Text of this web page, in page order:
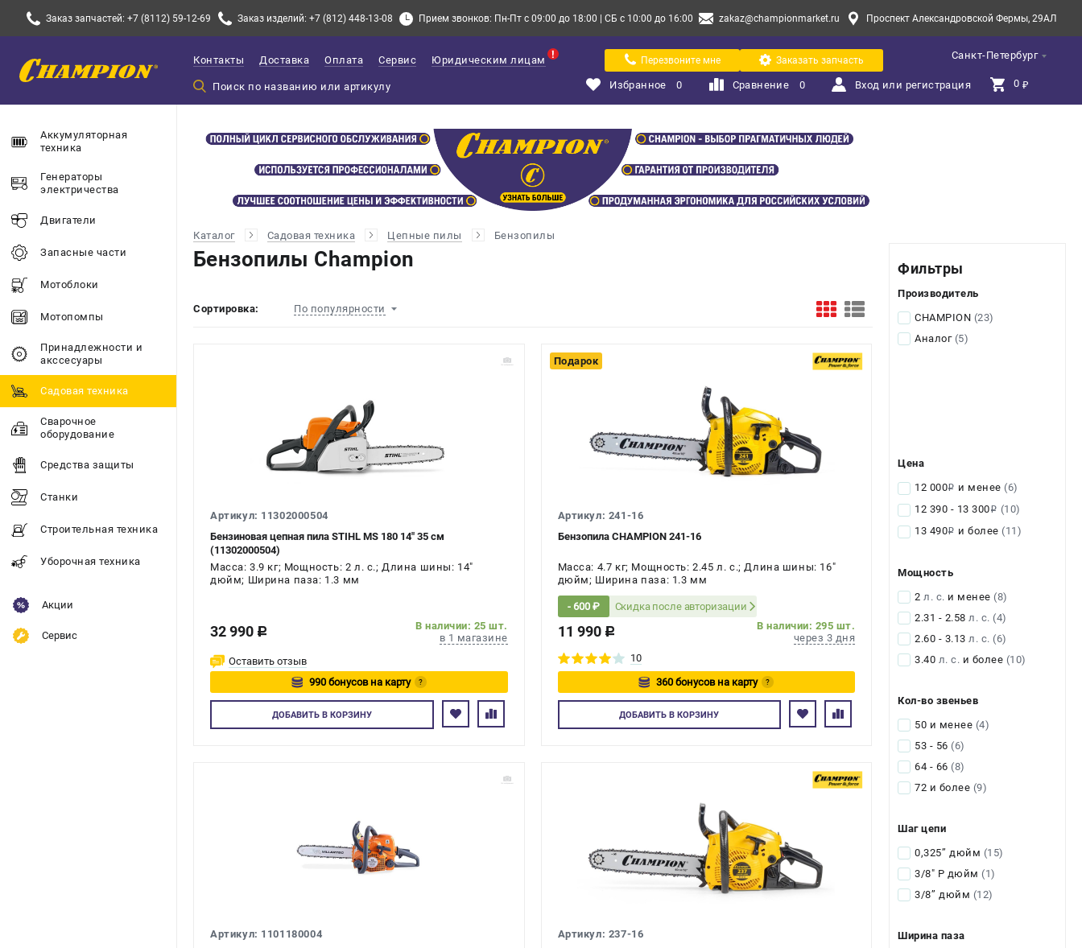
Заказ запчастей: +7 (8112) 59-12-69 Заказ изделий: +7 (812) 448-13-08 Прием звонков: Пн-Пт с 09:00 до 18:00 | СБ с 10:00 до 16:00 zakaz@championmarket.ru Проспект Александровской Фермы, 29АЛ
Санкт-Петербург
Контакты Доставка Оплата Сервис Юридическим лицам Перезвоните мне Заказать запчасть
Избранное 0 Сравнение 0 Вход или регистрация 0 ₽
Аккумуляторная
техника
Генераторы
электричества
Двигатели
Запасные части
Мотоблоки
Мотопомпы
Принадлежности и
акссесуары
Садовая техника
Сварочное
оборудование
Средства защиты
Станки
Строительная техника
Уборочная техника
Акции
Сервис
Каталог Садовая техника Цепные пилы Бензопилы
Бензопилы Champion
Сортировка: По популярности
Артикул: 11302000504
Бензиновая цепная пила STIHL MS 180 14" 35 см
(11302000504)
Масса: 3.9 кг; Мощность: 2 л. с.; Длина шины: 14"
дюйм; Ширина паза: 1.3 мм
32 990 c
В наличии: 25 шт.
в 1 магазине
Оставить отзыв
990 бонусов на карту
?
Авторизуйтесь
ДОБАВИТЬВ КОРЗИНУ
Подарок
Артикул: 241-16
Бензопила CHAMPION 241-16
Масса: 4.7 кг; Мощность: 2.45 л. с.; Длина шины: 16"
дюйм; Ширина паза: 1.3 мм
- 600 ₽ Скидка после авторизации
11 990 c
В наличии: 295 шт.
через 3 дня
10
360 бонусов на карту
?
Авторизуйтесь
ДОБАВИТЬ В КОРЗИНУ
Артикул: 1101180004
Артикул: 237-16
Фильтры
Производитель
CHAMPION (23)
Аналог (5)
Цена
12 000i и менее (6)
12 390 - 13 300i (10)
13 490i и более (11)
Мощность
2 л. с. и менее (8)
2.31 - 2.58 л. с. (4)
2.60 - 3.13 л. с. (6)
3.40 л. с. и более (10)
Кол-во звеньев
50 и менее (4)
53 - 56 (6)
64 - 66 (8)
72 и более (9)
Шаг цепи
0,325’’ дюйм (15)
3/8" P дюйм (1)
3/8’’ дюйм (12)
Ширина паза